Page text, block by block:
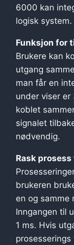
6000 kan
logisk system.
Funksjon for
Brukere kan
utgang
man får en
under viser er
koblet
signalet
nødvendig.
Rask prosess
brukeren
en og samme
Inngangen til
1 ms. Hvis